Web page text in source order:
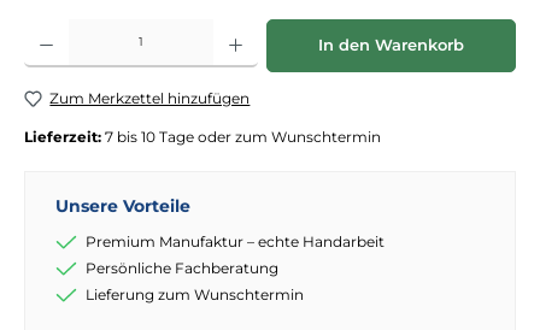
Produkt Anzahl: Gib den gewünschten Wert ein oder benutze die
In den Warenkorb
Zum Merkzettel hinzufügen
Lieferzeit: 7 bis 10 Tage oder zum Wunschtermin
Unsere Vorteile
Premium Manufaktur – echte Handarbeit
Persönliche Fachberatung
Lieferung zum Wunschtermin